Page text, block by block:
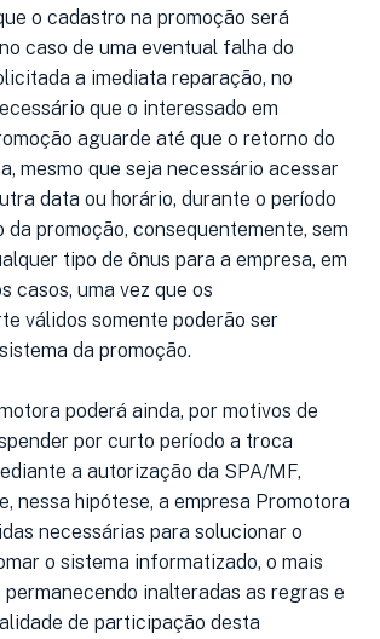
o cadastro na promoção será
caso de uma eventual falha do
a imediata reparação, no
que o interessado em
aguarde até que o retorno do
mesmo que seja necessário acessar
data ou horário, durante o período
promoção, consequentemente, sem
tipo de ônus para a empresa, em
casos, uma vez que os
válidos somente poderão ser
da promoção.
poderá ainda, por motivos de
por curto período a troca
a autorização da SPA/MF,
nessa hipótese, a empresa Promotora
necessárias para solucionar o
o sistema informatizado, o mais
permanecendo inalteradas as regras e
de participação desta